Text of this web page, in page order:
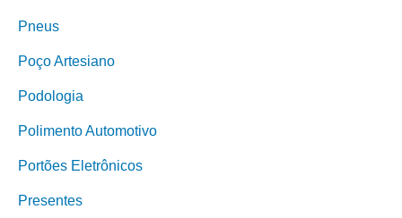
Pneus
Poço Artesiano
Podologia
Polimento Automotivo
Portões Eletrônicos
Presentes